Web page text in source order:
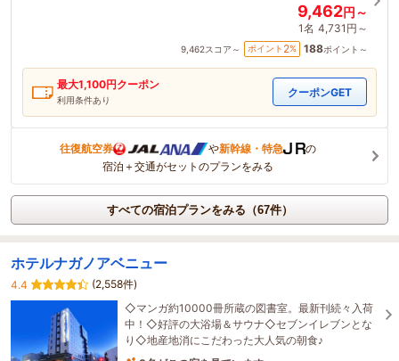
9,462円～
1名 4,731円～
9,462スコア～ ポイント 2% 188ポイント～
最大1,100円クーポン
利用条件あり
クーポンGET
往復航空券 や新幹線・特急
の
宿泊＋交通がセットのプランをみる
すべての宿泊プランをみる（67件）
ホテルナガノアベニュー
4.4
(2,558件)
◇マンガ約10000冊所蔵の図書室。最新刊続々入荷
中！◇好評の大浴場＆サウナ◇セブンイレブンとな
り◇地産地消にこだわった大人気の朝食♪